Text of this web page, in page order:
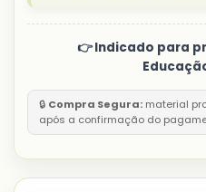
👉 Indicado para
🔒 Compra Segura: material
após a confirmação do